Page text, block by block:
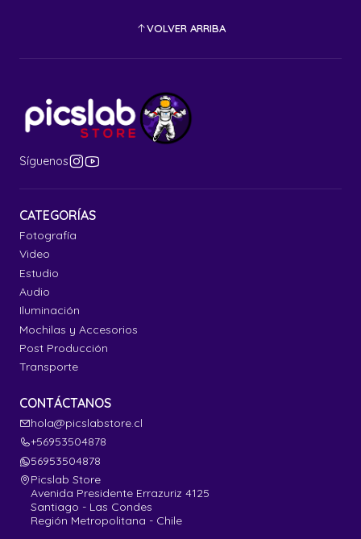
VOLVER ARRIBA
Síguenos
CATEGORÍAS
Fotografía
Video
Estudio
Audio
Iluminación
Mochilas y Accesorios
Post Producción
Transporte
CONTÁCTANOS
hola@picslabstore.cl
+56953504878
56953504878
Picslab Store
Avenida Presidente Errazuriz 4125
Santiago - Las Condes
Región Metropolitana - Chile